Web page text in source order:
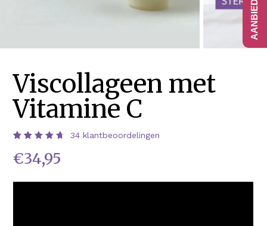
Viscollageen met
Vitamine C
4.76
op
5
34 klantbeoordelingen
€34,95